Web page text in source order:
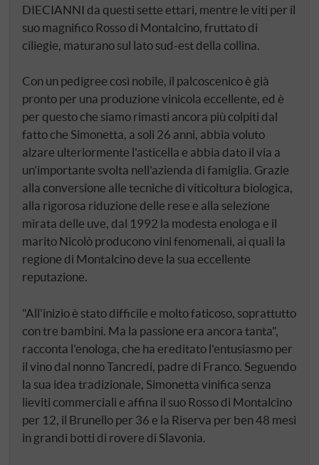
DIECIANNI da questi sette ettari, mentre le viti per il
suo magnifico Rosso di Montalcino, fruttato di
ciliegie, maturano sul lato sud-est della collina.
Con un pedigree così nobile, il palcoscenico è già
pronto per una produzione vinicola eccellente, ed è
per questo che siamo rimasti ancora più colpiti dal
fatto che Simonetta, a soli 26 anni, abbia voluto
alzare ulteriormente l'asticella e abbia dato il via a
un'importante svolta nell'azienda di famiglia. Grazie
alla conversione alle tecniche di viticoltura biologica,
alla rigorosa riduzione delle rese e alla selezione
mirata delle uve, dal 1992 la modesta enologa e il
marito Nicolò producono vini fenomenali, ai quali la
regione di Montalcino deve la sua eccellente
reputazione.
"All'inizio è stato difficile e molto faticoso, soprattutto
con tre bambini. Ma la passione era ancora tanta",
racconta l'enologa, che ha ereditato l'entusiasmo per
il vino dal nonno Tancredi, padre di Franco. Seguendo
la sua idea tradizionale, Simonetta vinifica senza
lieviti commerciali e affina il suo Rosso di Montalcino
per 12, il Brunello per 36 e la Riserva per ben 48 mesi
in grandi botti di rovere di Slavonia.